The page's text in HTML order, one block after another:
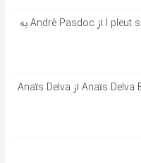
آهنگ فرانسوی l pleut sur la route از André Pasdoc به
آهنگ فرانسوی Anaïs Delva Et je danse از Anaïs Delva